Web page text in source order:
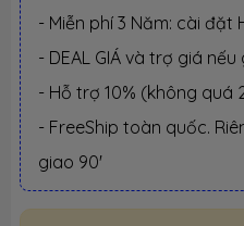
- Miễn phí 3 Năm: cài đặt
- DEAL GIÁ và trợ giá
- Hỗ trợ 10% (không quá
- FreeShip toàn quốc.
giao 90'